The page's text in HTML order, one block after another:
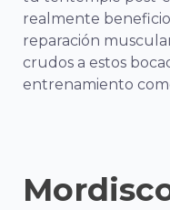
realmente
reparación
crudos a estos
entrenamiento